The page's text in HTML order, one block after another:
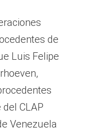
de
Luis Felipe
CLAP
Venezuela